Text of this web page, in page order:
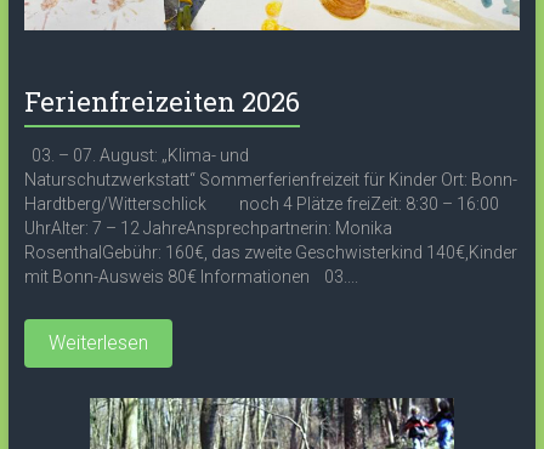
Ferienfreizeiten 2026
03. – 07. August: „Klima- und
Naturschutzwerkstatt“ Sommerferienfreizeit für Kinder Ort: Bonn-
Hardtberg/Witterschlick noch 4 Plätze freiZeit: 8:30 – 16:00
UhrAlter: 7 – 12 JahreAnsprechpartnerin: Monika
RosenthalGebühr: 160€, das zweite Geschwisterkind 140€,Kinder
mit Bonn-Ausweis 80€ Informationen 03....
Weiterlesen